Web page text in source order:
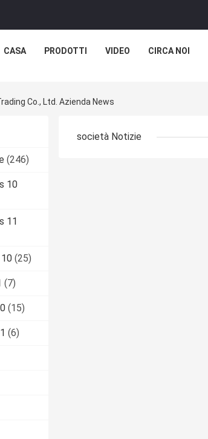
CASA PRODOTTI VIDEO CIRCA NOI
Co., Ltd. Azienda News
(246)
10
11
(25)
(7)
(15)
(6)
società Notizie